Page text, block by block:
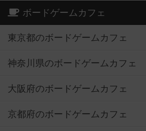
ボードゲームカフェ
東京都のボードゲームカフェ
神奈川県のボードゲームカフェ
大阪府のボードゲームカフェ
京都府のボードゲームカフェ